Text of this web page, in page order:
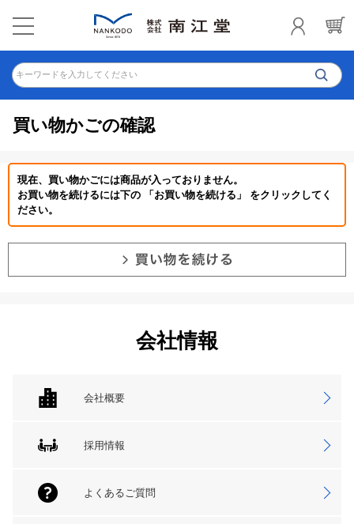
キーワードを入力してください
買い物かごの確認
現在、買い物かごには商品が入っておりません。
お買い物を続けるには下の 「お買い物を続ける」 をクリックしてく
ださい。
会社情報
会社概要
採用情報
よくあるご質問